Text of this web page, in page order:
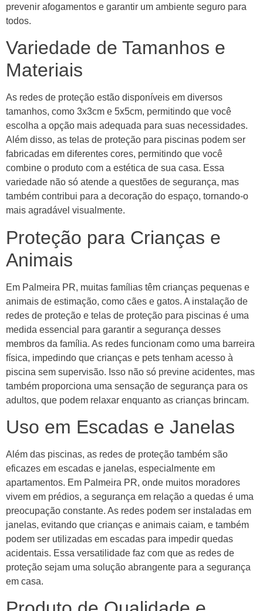
prevenir afogamentos e garantir um ambiente seguro para
todos.
Variedade de Tamanhos e
Materiais
As redes de proteção estão disponíveis em diversos
tamanhos, como 3x3cm e 5x5cm, permitindo que você
escolha a opção mais adequada para suas necessidades.
Além disso, as telas de proteção para piscinas podem ser
fabricadas em diferentes cores, permitindo que você
combine o produto com a estética de sua casa. Essa
variedade não só atende a questões de segurança, mas
também contribui para a decoração do espaço, tornando-o
mais agradável visualmente.
Proteção para Crianças e
Animais
Em Palmeira PR, muitas famílias têm crianças pequenas e
animais de estimação, como cães e gatos. A instalação de
redes de proteção e telas de proteção para piscinas é uma
medida essencial para garantir a segurança desses
membros da família. As redes funcionam como uma barreira
física, impedindo que crianças e pets tenham acesso à
piscina sem supervisão. Isso não só previne acidentes, mas
também proporciona uma sensação de segurança para os
adultos, que podem relaxar enquanto as crianças brincam.
Uso em Escadas e Janelas
Além das piscinas, as redes de proteção também são
eficazes em escadas e janelas, especialmente em
apartamentos. Em Palmeira PR, onde muitos moradores
vivem em prédios, a segurança em relação a quedas é uma
preocupação constante. As redes podem ser instaladas em
janelas, evitando que crianças e animais caiam, e também
podem ser utilizadas em escadas para impedir quedas
acidentais. Essa versatilidade faz com que as redes de
proteção sejam uma solução abrangente para a segurança
em casa.